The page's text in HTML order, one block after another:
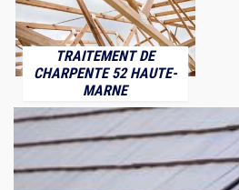
TRAITEMENT DE
CHARPENTE 52 HAUTE-
MARNE